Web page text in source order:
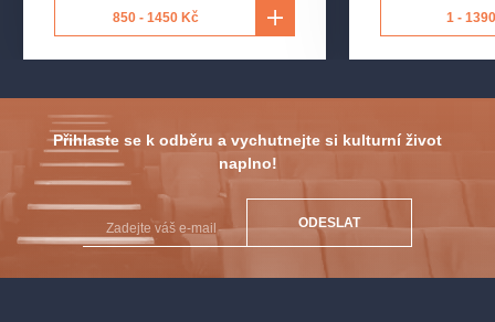
: Renč Filip
Scénografie: Hloušek Petr
Loutky: Milfajt Jaroslav
Sbormistr: Bukovská Sára
850 - 1450 Kč 1 -
Přihlaste se k odběru a vychutnejte si kulturní život
naplno!
ODESLAT